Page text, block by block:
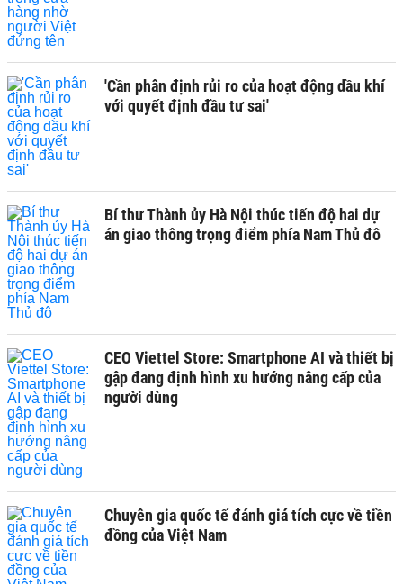
'Cần phân định rủi ro của hoạt động dầu khí
với quyết định đầu tư sai'
Bí thư Thành ủy Hà Nội thúc tiến độ hai dự
án giao thông trọng điểm phía Nam Thủ đô
CEO Viettel Store: Smartphone AI và thiết bị
gập đang định hình xu hướng nâng cấp của
người dùng
Chuyên gia quốc tế đánh giá tích cực về tiền
đồng của Việt Nam